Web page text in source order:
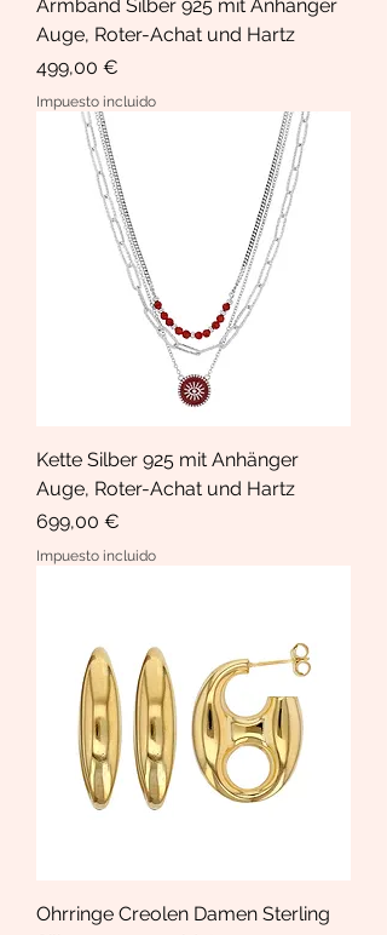
Armband Silber 925 mit Anhänger
Auge, Roter-Achat und Hartz
Precio
499,00 €
Impuesto incluido
Kette Silber 925 mit Anhänger
Auge, Roter-Achat und Hartz
Precio
699,00 €
Impuesto incluido
Ohrringe Creolen Damen Sterling